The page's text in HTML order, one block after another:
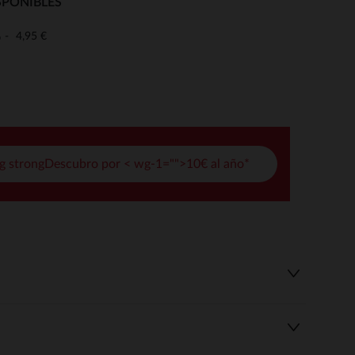
de privacidad, garantizando el cumplimiento de las
4,95 €
strongDescubro por < wg-1="">10€ al año*